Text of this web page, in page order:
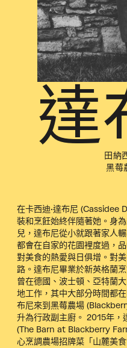
達
田納
黑莓
在卡西迪·達布尼 (Cassidee
裝和烹飪始終伴隨著她。身
兒，達布尼從小就跟著家人
都會在自家的花園裡度過，
對美食的熱愛與日俱增。對
路。達布尼畢業於新英格蘭
曾在德國、波士頓、亞特蘭
地工作，其中大部分時間都
布尼來到黑莓農場
升為行政副主廚。 2015年，
(The Barn at Blackberry
心烹調農場招牌菜「山麓美